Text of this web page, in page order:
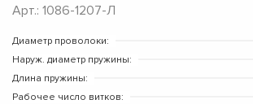
Арт.: 1086-1207-Л
Диаметр проволоки:
Наруж. диаметр пружины:
Длина пружины:
Рабочее число витков: